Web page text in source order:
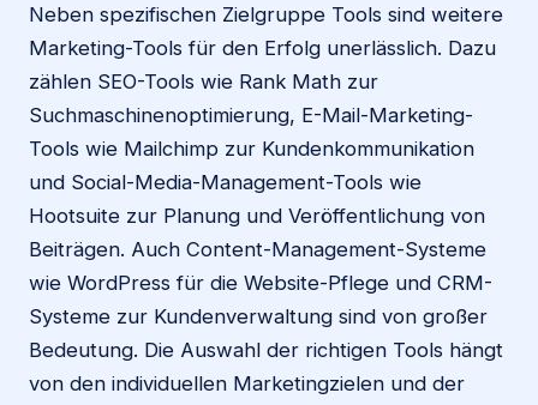
Neben spezifischen Zielgruppe Tools sind weitere
Marketing-Tools für den Erfolg unerlässlich. Dazu
zählen SEO-Tools wie Rank Math zur
Suchmaschinenoptimierung, E-Mail-Marketing-
Tools wie Mailchimp zur Kundenkommunikation
und Social-Media-Management-Tools wie
Hootsuite zur Planung und Veröffentlichung von
Beiträgen. Auch Content-Management-Systeme
wie WordPress für die Website-Pflege und CRM-
Systeme zur Kundenverwaltung sind von großer
Bedeutung. Die Auswahl der richtigen Tools hängt
von den individuellen Marketingzielen und der